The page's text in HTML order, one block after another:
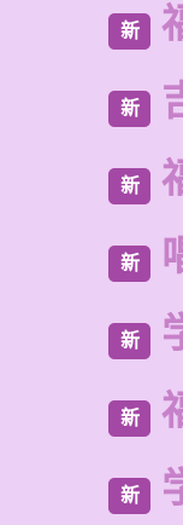
新
新
新
新
新
新
新